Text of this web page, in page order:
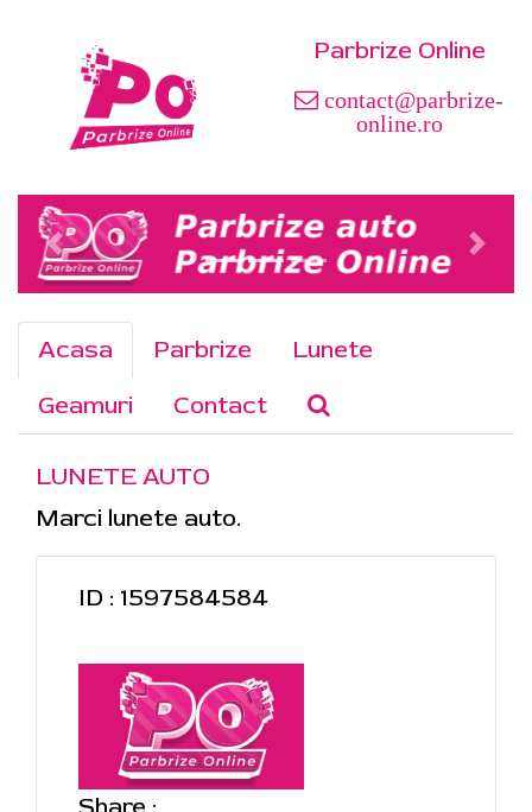
Parbrize Online
contact@parbrize-
online.ro
Acasa Parbrize
Lunete
Geamuri
Contact
LUNETE AUTO
Marci lunete auto.
ID : 1597584584